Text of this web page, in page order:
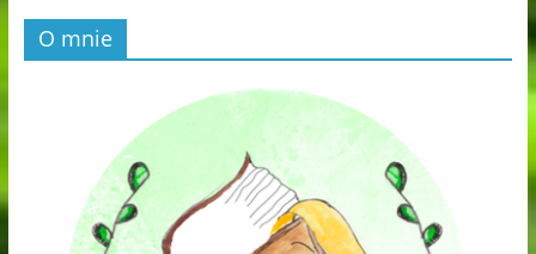
O mnie